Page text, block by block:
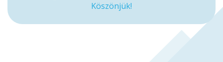
Köszönjük!